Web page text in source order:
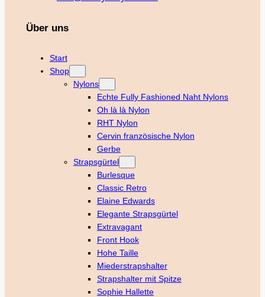
Über uns
Start
Shop
Nylons
Echte Fully Fashioned Naht Nylons
Oh là là Nylon
RHT Nylon
Cervin französische Nylon
Gerbe
Strapsgürtel
Burlesque
Classic Retro
Elaine Edwards
Elegante Strapsgürtel
Extravagant
Front Hook
Hohe Taille
Miederstrapshalter
Strapshalter mit Spitze
Sophie Hallette